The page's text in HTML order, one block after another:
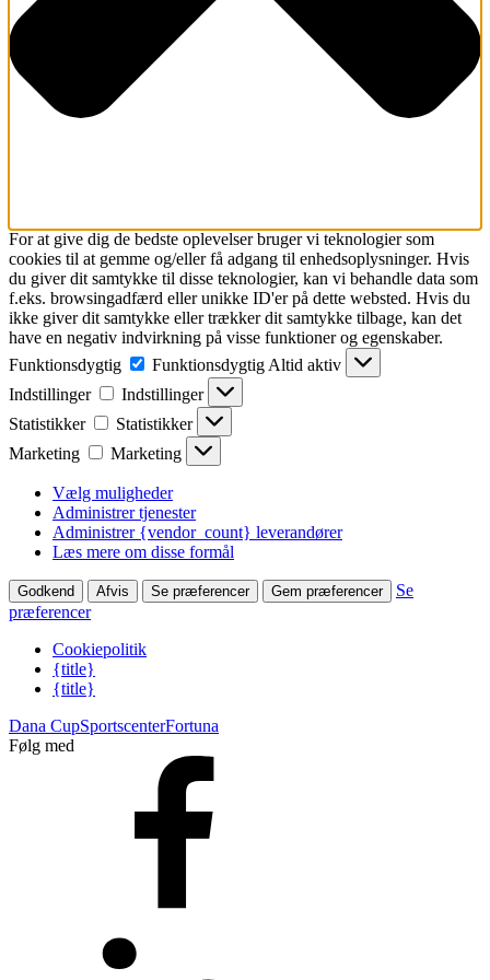
For at give dig de bedste oplevelser bruger vi teknologier som
cookies til at gemme og/eller få adgang til enhedsoplysninger. Hvis
du giver dit samtykke til disse teknologier, kan vi behandle data som
f.eks. browsingadfærd eller unikke ID'er på dette websted. Hvis du
ikke giver dit samtykke eller trækker dit samtykke tilbage, kan det
have en negativ indvirkning på visse funktioner og egenskaber.
Funktionsdygtig
Funktionsdygtig Altid aktiv
Indstillinger
Indstillinger
Statistikker
Statistikker
Marketing
Marketing
Vælg muligheder
Administrer tjenester
Administrer {vendor_count} leverandører
Læs mere om disse formål
Godkend Afvis Se præferencer Gem præferencer
Se
præferencer
Cookiepolitik
{title}
{title}
Dana CupSportscenterFortuna
Følg med